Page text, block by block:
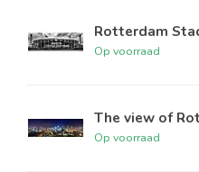
Rotterdam
Op voorraad
The view of
Op voorraad